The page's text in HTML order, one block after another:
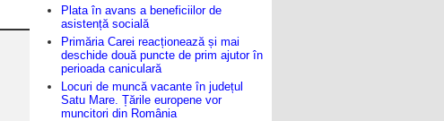
Plata în avans a beneficiilor de
asistență socială
Primăria Carei reacționează și mai
deschide două puncte de prim ajutor în
perioada caniculară
Locuri de muncă vacante în județul
Satu Mare. Țările europene vor
muncitori din România